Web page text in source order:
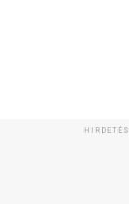
HIRDETÉS